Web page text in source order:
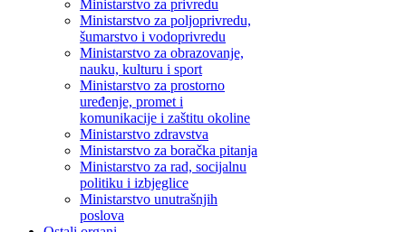
Ministarstvo za privredu
Ministarstvo za poljoprivredu,
šumarstvo i vodoprivredu
Ministarstvo za obrazovanje,
nauku, kulturu i sport
Ministarstvo za prostorno
uređenje, promet i
komunikacije i zaštitu okoline
Ministarstvo zdravstva
Ministarstvo za boračka pitanja
Ministarstvo za rad, socijalnu
politiku i izbjeglice
Ministarstvo unutrašnjih
poslova